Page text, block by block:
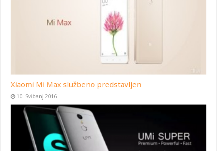
Xiaomi Mi Max službeno predstavljen
10. Svibanj 2016